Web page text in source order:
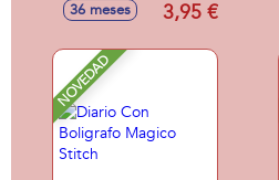
36 meses 3,95 €
NOVEDAD